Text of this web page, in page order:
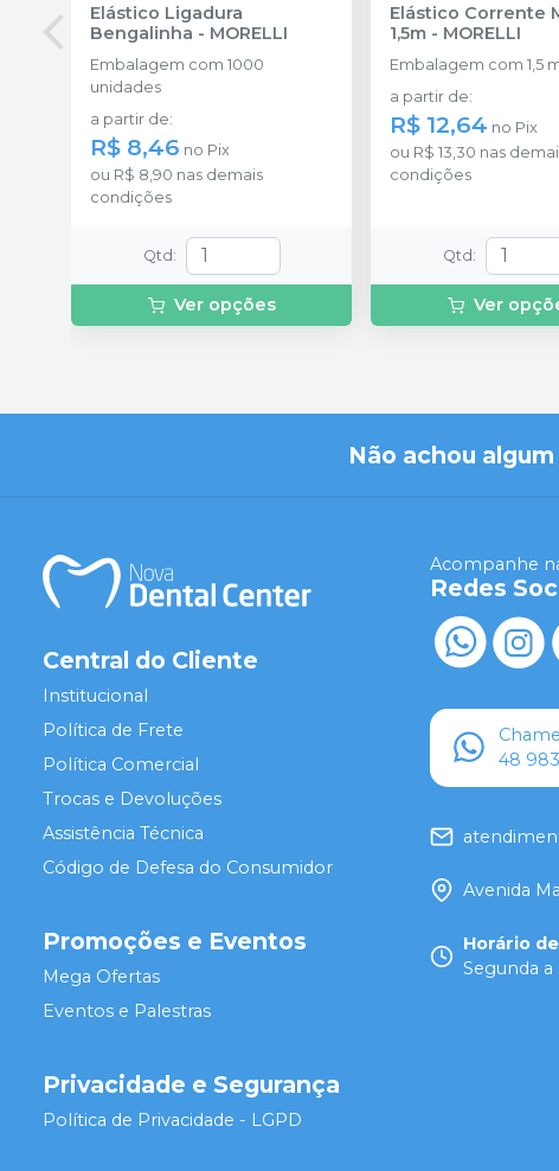
Elástico Ligadura
Bengalinha - MORELLI
Embalagem com 1000
unidades
a partir de:
R$ 8,46 no Pix
ou R$ 8,90 nas demais
condições
Qtd :
Ver opções
Elástico Corrente
1,5m - MORELLI
Embalagem com 1,5
a partir de:
R$ 12,64 no Pix
ou R$ 13,30 nas
condições
Qtd :
Ver
Não achou
Central do Cliente
Institucional
Política de Frete
Política Comercial
Trocas e Devoluções
Assistência Técnica
Código de Defesa do Consumidor
Promoções e Eventos
Mega Ofertas
Eventos e Palestras
Privacidade e Segurança
Política de Privacidade - LGPD
Acompanhe
Redes
48
Avenida
Horário
Segunda a